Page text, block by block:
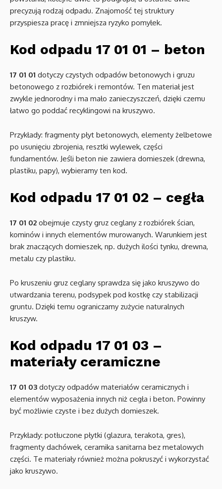
precyzują rodzaj odpadu. Znajomość tej struktury
przyspiesza pracę i zmniejsza ryzyko pomyłek.
Kod odpadu 17 01 01 – beton
17 01 01 dotyczy czystych odpadów betonowych i gruzu
betonowego z rozbiórek i remontów. Ten materiał jest
zwykle jednorodny i ma mało zanieczyszczeń, dzięki czemu
łatwo go poddać recyklingowi na kruszywo.
Przykłady: fragmenty płyt betonowych, elementy żelbetowe
po usunięciu zbrojenia, resztki wylewek, części
fundamentów. Jeśli beton nie zawiera domieszek (drewna,
plastiku, papy), wybieramy ten kod.
Kod odpadu 17 01 02 – cegła
17 01 02 obejmuje czysty gruz ceglany z rozbiórek ścian,
kominów i innych elementów murowanych. Warunkiem jest
brak znaczących domieszek, np. dużych ilości tynku, drewna,
metalu czy plastiku.
Po kruszeniu gruz ceglany sprawdza się jako kruszywo do
utwardzania terenu, podsypek pod kostkę czy stabilizacji
gruntu. Dzięki temu ograniczamy zużycie naturalnych
kruszyw.
Kod odpadu 17 01 03 –
materiały ceramiczne
17 01 03 dotyczy odpadów materiałów ceramicznych i
elementów wyposażenia innych niż cegła i beton. Powinny
być możliwie czyste i bez dużych domieszek.
Przykłady: potłuczone płytki (glazura, terakota, gres),
fragmenty dachówek, ceramika sanitarna bez metalowych
części. Te materiały również można pokruszyć i wykorzystać
jako kruszywo.